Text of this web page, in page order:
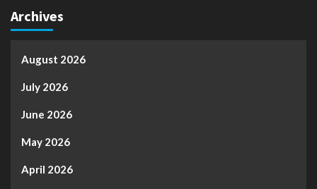
Archives
August 2026
July 2026
June 2026
May 2026
April 2026